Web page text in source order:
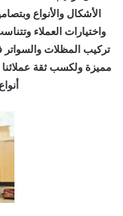
الأشكال والأنواع
واختيارات العملاء
تركيب المظلات
مميزة ولكسب ثقة